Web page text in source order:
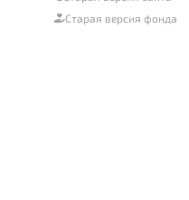
Старая версия фонда